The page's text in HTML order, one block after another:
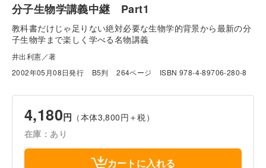
分子生物学講義中継 Part1
教科書だけじゃ足りない絶対必要な生物学的背景から最新の分
子生物学まで楽しく学べる名物講義
井出利憲／著
2002年05月08日発行
B5判 264ページ ISBN 978-4-89706-280-8
4,180円 （本体3,800円＋税）
在庫：あり
カートに入れる